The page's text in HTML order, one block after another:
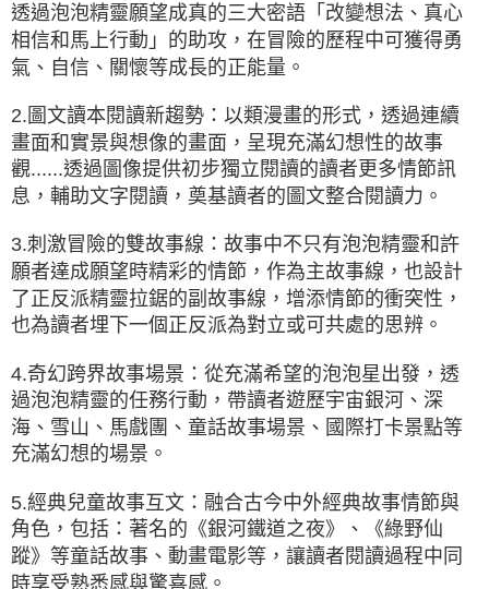
透過泡泡精靈願望成真的三大密語「改變想法、真心
相信和馬上行動」的助攻，在冒險的歷程中可獲得勇
氣、自信、關懷等成長的正能量。
2.圖文讀本閱讀新趨勢：以類漫畫的形式，透過連續
畫面和實景與想像的畫面，呈現充滿幻想性的故事
觀......透過圖像提供初步獨立閱讀的讀者更多情節訊
息，輔助文字閱讀，奠基讀者的圖文整合閱讀力。
3.刺激冒險的雙故事線：故事中不只有泡泡精靈和許
願者達成願望時精彩的情節，作為主故事線，也設計
了正反派精靈拉鋸的副故事線，增添情節的衝突性，
也為讀者埋下一個正反派為對立或可共處的思辨。
4.奇幻跨界故事場景：從充滿希望的泡泡星出發，透
過泡泡精靈的任務行動，帶讀者遊歷宇宙銀河、深
海、雪山、馬戲團、童話故事場景、國際打卡景點等
充滿幻想的場景。
5.經典兒童故事互文：融合古今中外經典故事情節與
角色，包括：著名的《銀河鐵道之夜》、《綠野仙
蹤》等童話故事、動畫電影等，讓讀者閱讀過程中同
時享受熟悉感與驚喜感。